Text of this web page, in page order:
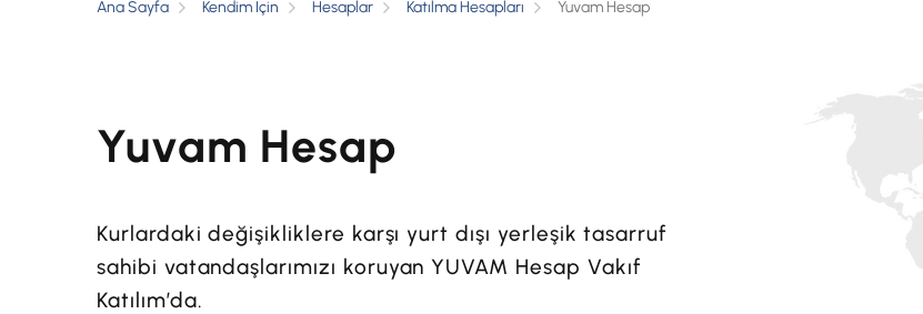
Ana Sayfa Kendim İçin Hesaplar Katılma Hesapları Yuvam Hesap
Yuvam Hesap
Kurlardaki değişikliklere karşı yurt dışı yerleşik tasarruf
sahibi vatandaşlarımızı koruyan YUVAM Hesap Vakıf
Katılım’da.